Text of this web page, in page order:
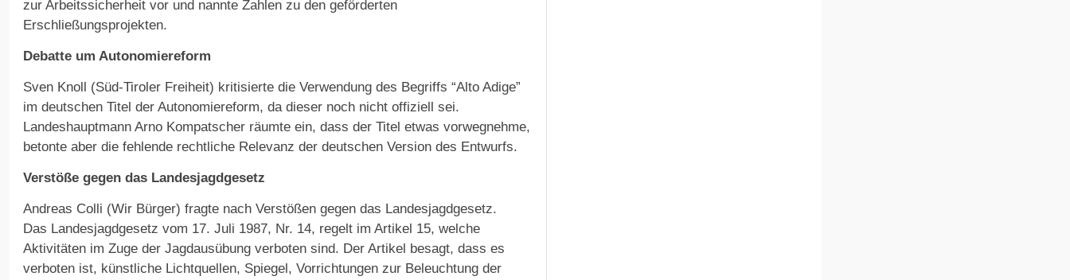
zur Arbeitssicherheit vor und nannte Zahlen zu den geförderten
Erschließungsprojekten.
Debatte um Autonomiereform
Sven Knoll (Süd-Tiroler Freiheit) kritisierte die Verwendung des Begriffs “Alto Adige”
im deutschen Titel der Autonomiereform, da dieser noch nicht offiziell sei.
Landeshauptmann Arno Kompatscher räumte ein, dass der Titel etwas vorwegnehme,
betonte aber die fehlende rechtliche Relevanz der deutschen Version des Entwurfs.
Verstöße gegen das Landesjagdgesetz
Andreas Colli (Wir Bürger) fragte nach Verstößen gegen das Landesjagdgesetz.
Das Landesjagdgesetz vom 17. Juli 1987, Nr. 14, regelt im Artikel 15, welche
Aktivitäten im Zuge der Jagdausübung verboten sind. Der Artikel besagt, dass es
verboten ist, künstliche Lichtquellen, Spiegel, Vorrichtungen zur Beleuchtung der